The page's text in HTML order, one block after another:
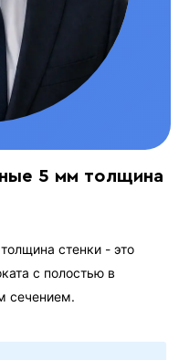
5 мм толщина
стенки - это
с полостью в
сечением.